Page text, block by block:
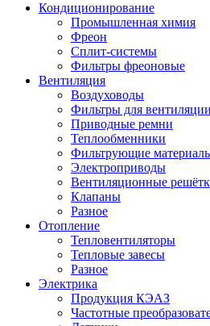
Кондиционирование
Промышленная химия
Фреон
Сплит-системы
Фильтры фреоновые
Вентиляция
Воздуховоды
Фильтры для вентиляции
Приводные ремни
Теплообменники
Фильтрующие
Электроприводы
Вентиляционные
Клапаны
Разное
Отопление
Тепловентиляторы
Тепловые завесы
Разное
Электрика
Продукция КЭАЗ
Частотные